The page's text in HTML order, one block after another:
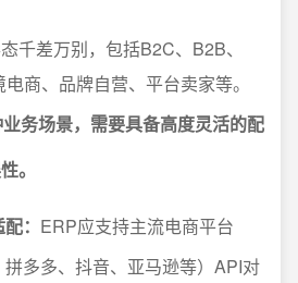
千差万别，包括B2C、B2B、
商、品牌自营、平台卖家等。
务场景，需要具备高度灵活的配
。
： ERP应支持主流电商平台
拼多多、抖音、亚马逊等）API对